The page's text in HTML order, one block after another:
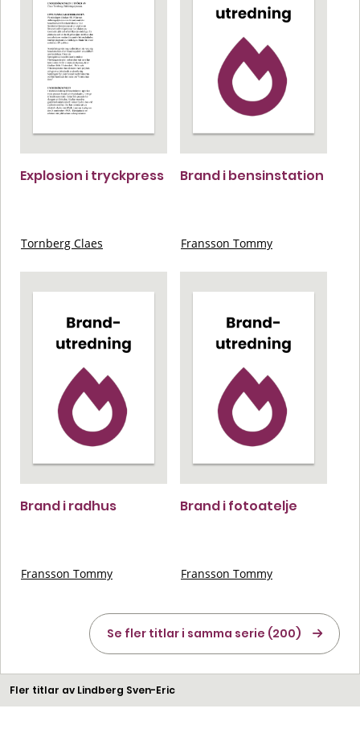
Explosion i tryckpress
Tornberg Claes
Brand i bensinstation
Fransson Tommy
Brand i radhus
Fransson Tommy
Brand i fotoatelje
Fransson Tommy
Se fler titlar i samma serie (200)
Fler titlar av Lindberg Sven-Eric